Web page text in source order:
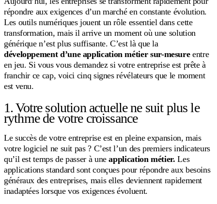
répondre aux exigences d’un marché en constante évolution.
Les outils numériques jouent un rôle essentiel dans cette
transformation, mais il arrive un moment où une solution
générique n’est plus suffisante. C’est là que la
développement d’une application métier sur-mesureentre
en jeu. Si vous vous demandez si votre entreprise est prête à
franchir ce cap, voici cinq signes révélateurs que le moment
est venu.
1. Votre solution actuelle ne suit plus le
rythme de votre croissance
Le succès de votre entreprise est en pleine expansion, mais
votre logiciel ne suit pas ? C’est l’un des premiers indicateurs
qu’il est temps de passer à uneapplication métier. Les
applications standard sont conçues pour répondre aux besoins
généraux des entreprises, mais elles deviennent rapidement
inadaptées lorsque vos exigences évoluent.